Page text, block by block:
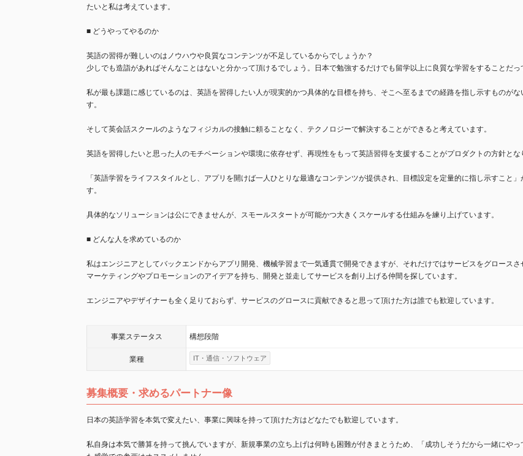
たいと私は考えています。
■ どうやってやるのか
英語の習得が難しいのはノウハウや良質なコンテンツが不足しているからでしょうか？
少しでも造詣があればそんなことはないと分かって頂けるでしょう。日本で勉強するだけでも留学以上に良質な学習をすることだっ
私が最も課題に感じているのは、英語を習得したい人が現実的かつ具体的な目標を持ち、そこへ至るまでの経路を指し示すものがな
す。
そして英会話スクールのようなフィジカルの接触に頼ることなく、テクノロジーで解決することができると考えています。
英語を習得したいと思った人のモチベーションや環境に依存せず、再現性をもって英語習得を支援することがプロダクトの方針とな
「英語学習をライフスタイルとし、アプリを開けば一人ひとりな最適なコンテンツが提供され、目標設定を定量的に指し示すこと
す。
具体的なソリューションは公にできませんが、スモールスタートが可能かつ大きくスケールする仕組みを練り上げています。
■ どんな人を求めているのか
私はエンジニアとしてバックエンドからアプリ開発、機械学習まで一気通貫で開発できますが、それだけではサービスをグロースさ
マーケティングやプロモーションのアイデアを持ち、開発と並走してサービスを創り上げる仲間を探しています。
エンジニアやデザイナーも全く足りておらず、サービスのグロースに貢献できると思って頂けた方は誰でも歓迎しています。
事業ステータス 構想段階
業種 IT・通信・ソフトウェア
募集概要・求めるパートナー像
日本の英語学習を本気で変えたい、事業に興味を持って頂けた方はどなたでも歓迎しています。
私自身は本気で勝算を持って挑んでいますが、新規事業の立ち上げは何時も困難が付きまとうため、「成功しそうだから一緒にやっ